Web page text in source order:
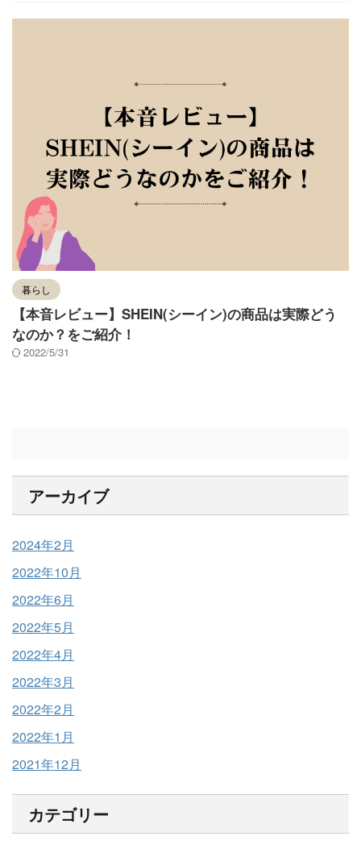
暮らし
【本音レビュー】SHEIN(シーイン)の商品は実際どう
なのか？をご紹介！
2022/5/31
アーカイブ
2024年2月
2022年10月
2022年6月
2022年5月
2022年4月
2022年3月
2022年2月
2022年1月
2021年12月
カテゴリー